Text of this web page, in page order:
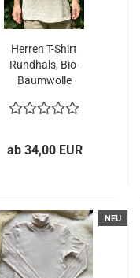
Her­ren T-​Shirt
Rund­hals, Bio-​
Baum­wol­le
ab 34,00 EUR
NEU